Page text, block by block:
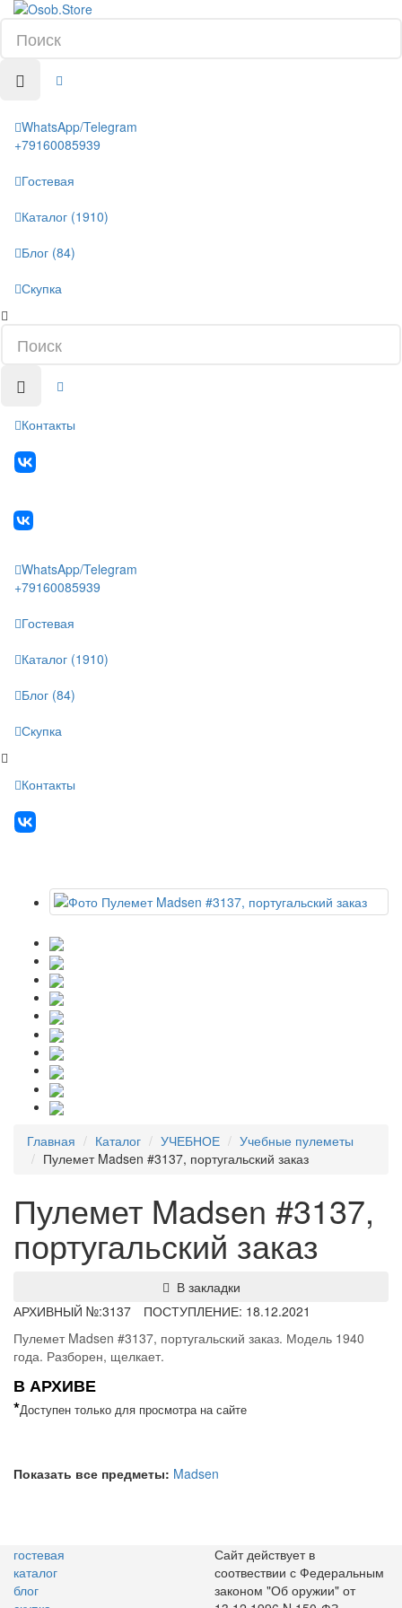
WhatsApp/Telegram
+79160085939
Гостевая
Каталог (1910)
Блог (84)
Скупка
Контакты
WhatsApp/Telegram
+79160085939
Гостевая
Каталог (1910)
Блог (84)
Скупка
Контакты
Главная Каталог УЧЕБНОЕ
Учебные пулеметы
Пулемет Madsen #3137, португальский заказ
Пулемет Madsen #3137,
португальский заказ
В закладки
АРХИВНЫЙ №:3137
ПОСТУПЛЕНИЕ: 18.12.2021
Пулемет Madsen #3137, португальский заказ. Модель 1940
года. Разборен, щелкает.
В АРХИВЕ
*Доступен только для просмотра на сайте
Показать все предметы: Madsen
гостевая
каталог
блог
Сайт действует в
соотвествии с Федеральным
законом "Об оружии" от